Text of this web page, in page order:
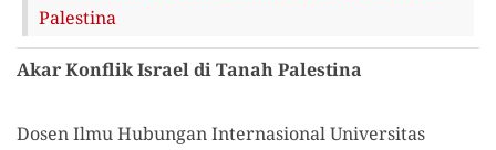
Palestina
Akar Konflik Israel di Tanah Palestina
Dosen Ilmu Hubungan Internasional Universitas